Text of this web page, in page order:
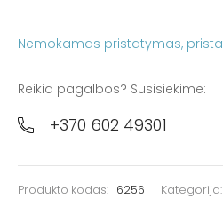
Nemokamas pristatymas
Reikia pagalbos? Susisiekime:
+370 602 49301
Produkto kodas: 6256 Kategorija: